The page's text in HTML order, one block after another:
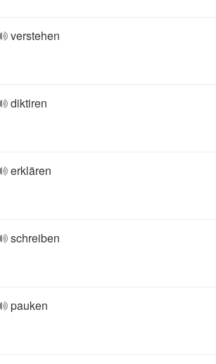
verstehen
diktiren
erklären
schreiben
pauken